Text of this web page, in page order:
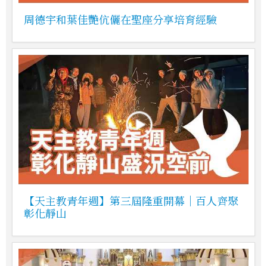
周德宇和葉佳艷伉儷在聖座分享培育經驗
【天主教青年週】第三屆隆重開幕｜百人齊聚
彰化靜山